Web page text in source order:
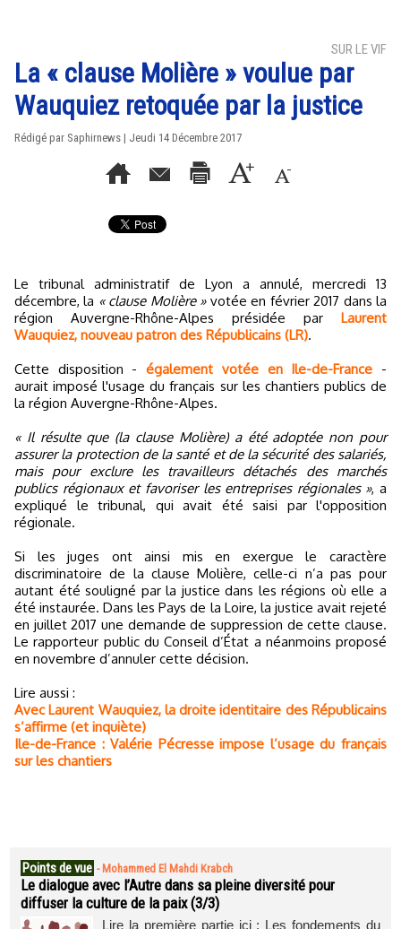
SUR LE VIF
La « clause Molière » voulue par
Wauquiez retoquée par la justice
Rédigé par Saphirnews | Jeudi 14 Décembre 2017
Le tribunal administratif de Lyon a annulé, mercredi 13
décembre, la « clause Molière »votée en février 2017 dans la
région Auvergne-Rhône-Alpes présidée par Laurent
Wauquiez, nouveau patron des Républicains (LR).
Cette disposition -également votée en Ile-de-France -
aurait imposé l'usage du français sur les chantiers publics de
la région Auvergne-Rhône-Alpes.
« Il résulte que (la clause Molière) a été adoptée non pour
assurer la protection de la santé et de la sécurité des salariés,
mais pour exclure les travailleurs détachés des marchés
publics régionaux et favoriser les entreprises régionales », a
expliqué le tribunal, qui avait été saisi par l'opposition
régionale.
Si les juges ont ainsi mis en exergue le caractère
discriminatoire de la clause Molière, celle-ci n’a pas pour
autant été souligné par la justice dans les régions où elle a
été instaurée. Dans les Pays de la Loire, la justice avait rejeté
en juillet 2017 une demande de suppression de cette clause.
Le rapporteur public du Conseil d’État a néanmoins proposé
en novembre d’annuler cette décision.
Lire aussi :
Avec Laurent Wauquiez, la droite identitaire des Républicains
s’affirme (et inquiète)
Ile-de-France : Valérie Pécresse impose l’usage du français
sur les chantiers
Points de vue - Mohammed El Mahdi Krabch
Le dialogue avec l’Autre dans sa pleine diversité pour
diffuser la culture de la paix (3/3)
Lire la première partie ici : Les fondements du